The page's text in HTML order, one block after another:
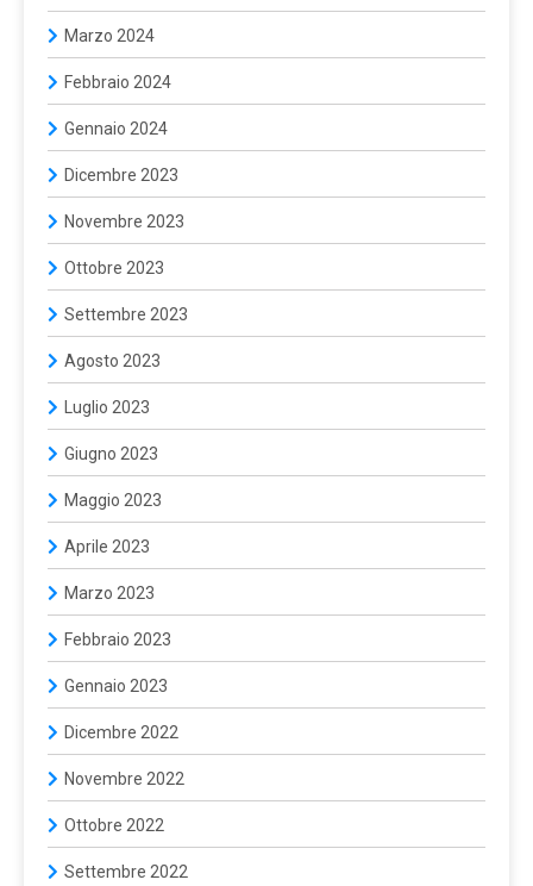
Marzo 2024
Febbraio 2024
Gennaio 2024
Dicembre 2023
Novembre 2023
Ottobre 2023
Settembre 2023
Agosto 2023
Luglio 2023
Giugno 2023
Maggio 2023
Aprile 2023
Marzo 2023
Febbraio 2023
Gennaio 2023
Dicembre 2022
Novembre 2022
Ottobre 2022
Settembre 2022